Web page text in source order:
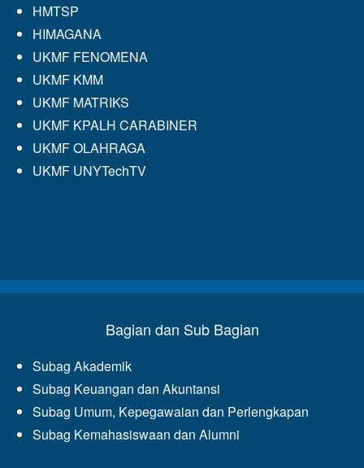
HMTSP
HIMAGANA
UKMF FENOMENA
UKMF KMM
UKMF MATRIKS
UKMF KPALH CARABINER
UKMF OLAHRAGA
UKMF UNYTechTV
Bagian dan Sub Bagian
Subag Akademik
Subag Keuangan dan Akuntansi
Subag Umum, Kepegawaian dan Perlengkapan
Subag Kemahasiswaan dan Alumni